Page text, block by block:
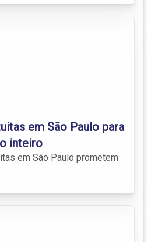
em São Paulo para
inteiro
em São Paulo prometem